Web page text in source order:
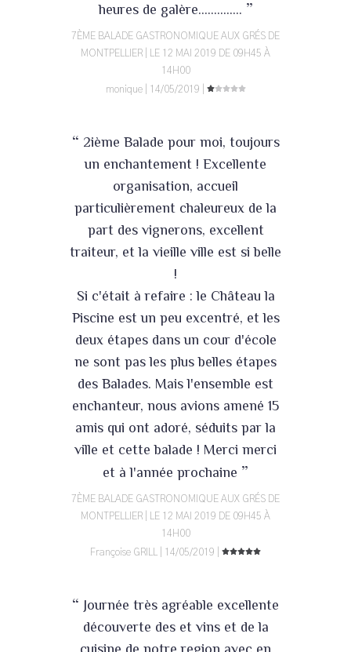
heures de galère.............. ”
7ÈME BALADE GASTRONOMIQUE AUX GRÉS DE
MONTPELLIER | LE 12 MAI 2019 DE 09H45 À
14H00
monique | 14/05/2019 |
“ 2ième Balade pour moi, toujours
un enchantement ! Excellente
organisation, accueil
particulièrement chaleureux de la
part des vignerons, excellent
traiteur, et la vieille ville est si belle
!
Si c'était à refaire : le Château la
Piscine est un peu excentré, et les
deux étapes dans un cour d'école
ne sont pas les plus belles étapes
des Balades. Mais l'ensemble est
enchanteur, nous avions amené 15
amis qui ont adoré, séduits par la
ville et cette balade ! Merci merci
et à l'année prochaine ”
7ÈME BALADE GASTRONOMIQUE AUX GRÉS DE
MONTPELLIER | LE 12 MAI 2019 DE 09H45 À
14H00
Françoise GRILL | 14/05/2019 |
“ Journée très agréable excellente
découverte des et vins et de la
cuisine de notre region avec en